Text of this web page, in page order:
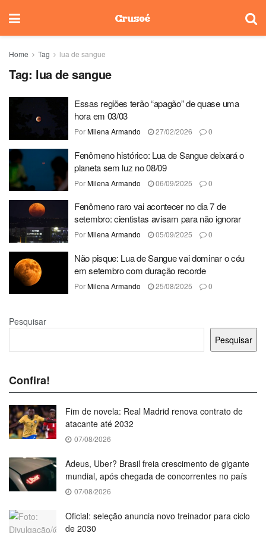
Home Tag lua de sangue
Tag: lua de sangue
Essas regiões terão “apagão” de quase uma
hora em 03/03
PorMilena Armando 27/02/2026 0
Fenômeno histórico: Lua de Sangue deixará o
planeta sem luz no 08/09
PorMilena Armando 06/09/2025 0
Fenômeno raro vai acontecer no dia 7 de
setembro: cientistas avisam para não ignorar
PorMilena Armando 05/09/2025 0
Não pisque: Lua de Sangue vai dominar o céu
em setembro com duração recorde
PorMilena Armando 25/08/2025 0
Pesquisar
Pesquisar
Confira!
Fim de novela: Real Madrid renova contrato de
atacante até 2032
07/08/2026
Adeus, Uber? Brasil freia crescimento de gigante
mundial, após chegada de concorrentes no país
07/08/2026
Oficial: seleção anuncia novo treinador para ciclo
de 2030